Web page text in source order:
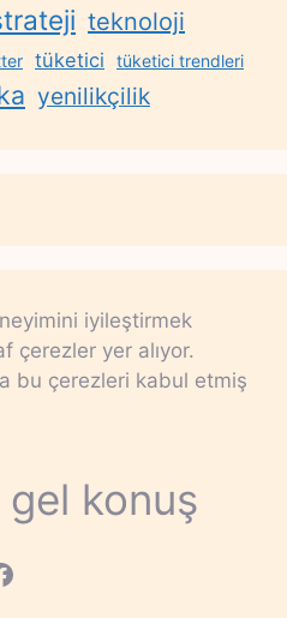
teknoloji
tüketici tüketici trendleri
yenilikçilik
iyileştirmek
çerezler yer alıyor.
bu çerezleri kabul etmiş
konuş